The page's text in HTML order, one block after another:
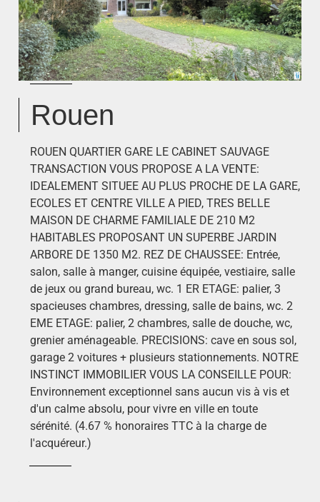
Rouen
ROUEN QUARTIER GARE LE CABINET SAUVAGE
TRANSACTION VOUS PROPOSE A LA VENTE:
IDEALEMENT SITUEE AU PLUS PROCHE DE LA GARE,
ECOLES ET CENTRE VILLE A PIED, TRES BELLE
MAISON DE CHARME FAMILIALE DE 210 M2
HABITABLES PROPOSANT UN SUPERBE JARDIN
ARBORE DE 1350 M2. REZ DE CHAUSSEE: Entrée,
salon, salle à manger, cuisine équipée, vestiaire, salle
de jeux ou grand bureau, wc. 1 ER ETAGE: palier, 3
spacieuses chambres, dressing, salle de bains, wc. 2
EME ETAGE: palier, 2 chambres, salle de douche, wc,
grenier aménageable. PRECISIONS: cave en sous sol,
garage 2 voitures + plusieurs stationnements. NOTRE
INSTINCT IMMOBILIER VOUS LA CONSEILLE POUR:
Environnement exceptionnel sans aucun vis à vis et
d'un calme absolu, pour vivre en ville en toute
sérénité. (4.67 % honoraires TTC à la charge de
l'acquéreur.)